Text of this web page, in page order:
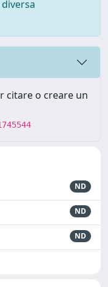
citare o creare un
ND
ND
ND